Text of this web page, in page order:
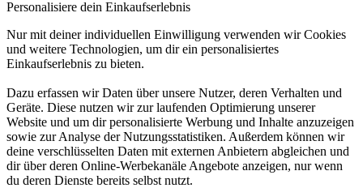
Personalisiere dein Einkaufserlebnis
Nur mit deiner individuellen Einwilligung verwenden wir Cookies
und weitere Technologien, um dir ein personalisiertes
Einkaufserlebnis zu bieten.
Dazu erfassen wir Daten über unsere Nutzer, deren Verhalten und
Geräte. Diese nutzen wir zur laufenden Optimierung unserer
Website und um dir personalisierte Werbung und Inhalte anzuzeigen
sowie zur Analyse der Nutzungsstatistiken. Außerdem können wir
deine verschlüsselten Daten mit externen Anbietern abgleichen und
dir über deren Online-Werbekanäle Angebote anzeigen, nur wenn
du deren Dienste bereits selbst nutzt.